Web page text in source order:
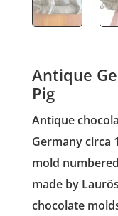
Antique
Pig
Antique
Germany circa
mold
made by
chocolate